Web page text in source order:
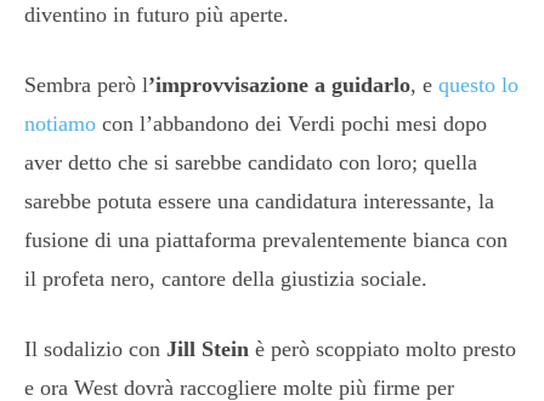
diventino in futuro più aperte.
Sembra però l’improvvisazione a guidarlo, e questo lo
notiamo con l’abbandono dei Verdi pochi mesi dopo
aver detto che si sarebbe candidato con loro; quella
sarebbe potuta essere una candidatura interessante, la
fusione di una piattaforma prevalentemente bianca con
il profeta nero, cantore della giustizia sociale.
Il sodalizio con Jill Stein è però scoppiato molto presto
e ora West dovrà raccogliere molte più firme per